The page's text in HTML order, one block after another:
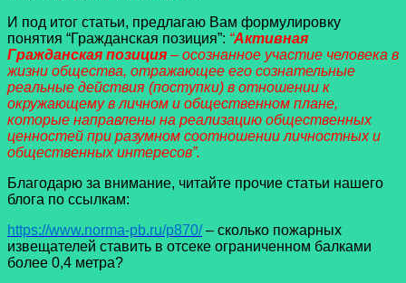
И под итог статьи, предлагаю Вам формулировку
понятия “Гражданская позиция”: “Активная
Гражданская позиция – осознанное участие человека в
жизни общества, отражающее его сознательные
реальные действия (поступки) в отношении к
окружающему в личном и общественном плане,
которые направлены на реализацию общественных
ценностей при разумном соотношении личностных и
общественных интересов”.
Благодарю за внимание, читайте прочие статьи нашего
блога по ссылкам:
https://www.norma-pb.ru/p870/– сколько пожарных
извещателей ставить в отсеке ограниченном балками
более 0,4 метра?